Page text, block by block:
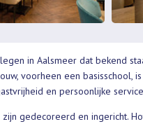
in Aalsmeer dat bekend
voorheen een basisschool,
en persoonlijke
gedecoreerd en ingericht.